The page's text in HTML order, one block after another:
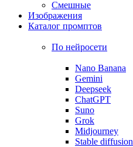
Смешные
Изображения
Каталог промптов
По нейросети
Nano Banana
Gemini
Deepseek
ChatGPT
Suno
Grok
Midjourney
Stable diffusion